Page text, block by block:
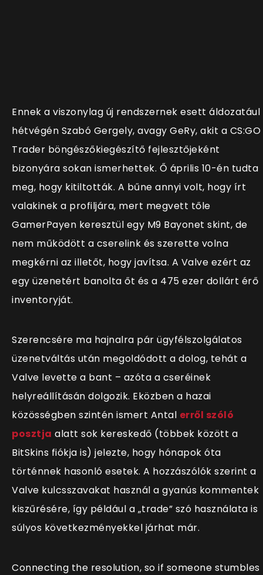
Ennek a viszonylag új rendszernek esett áldozatául
hétvégén Szabó Gergely, avagy GeRy, akit a CS:GO
Trader böngészőkiegészítő fejlesztőjeként
bizonyára sokan ismerhettek. Ő április 10-én tudta
meg, hogy kitiltották. A bűne annyi volt, hogy írt
valakinek a profiljára, mert megvett tőle
GamerPayen keresztül egy M9 Bayonet skint, de
nem működött a cserelink és szerette volna
megkérni az illetőt, hogy javítsa. A Valve ezért az
egy üzenetért banolta őt és a 475 ezer dollárt érő
inventoryját.
Szerencsére ma hajnalra pár ügyfélszolgálatos
üzenetváltás után megoldódott a dolog, tehát a
Valve levette a bant – azóta a cseréinek
helyreállításán dolgozik. Eközben a hazai
közösségben szintén ismert Antal erről szóló
posztja alatt sok kereskedő (többek között a
BitSkins fiókja is) jelezte, hogy hónapok óta
történnek hasonló esetek. A hozzászólók szerint a
Valve kulcsszavakat használ a gyanús kommentek
kiszűrésére, így például a „trade” szó használata is
súlyos következményekkel járhat már.
Connecting the resolution, so if someone stumbles